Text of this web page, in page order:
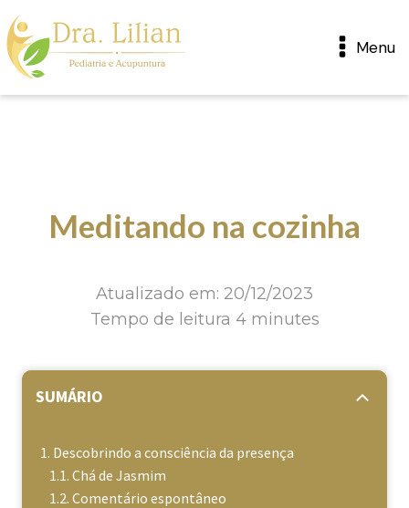
Menu
Meditando na cozinha
Atualizado em: 20/12/2023
Tempo de leitura 4 minutes
SUMÁRIO
Descobrindo a consciência da presença
Chá de Jasmim
Comentário espontâneo